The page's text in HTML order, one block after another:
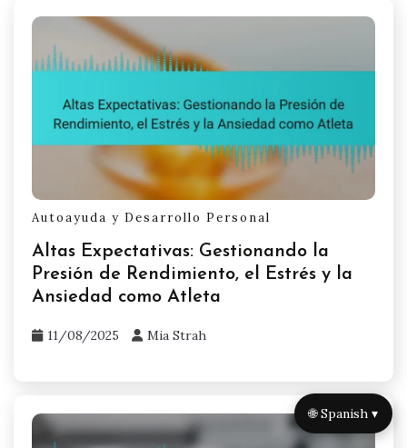
rendimiento.
Los atletas deben priorizar la búsqueda de
específico, asegurando que la orientación sea
relevante y aplicable. Las consultas regulares
pueden facilitar la mejora continua en la
resiliencia mental, impactando directamente en
los resultados del rendimiento.
Related Posts
🌐 Spanish ▾